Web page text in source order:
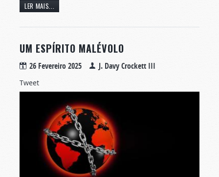
LER MAIS...
UM ESPÍRITO MALÉVOLO
26 Fevereiro 2025 J. Davy Crockett III
Tweet